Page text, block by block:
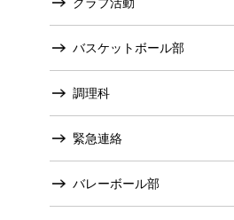
バスケットボール部
調理科
緊急連絡
バレーボール部